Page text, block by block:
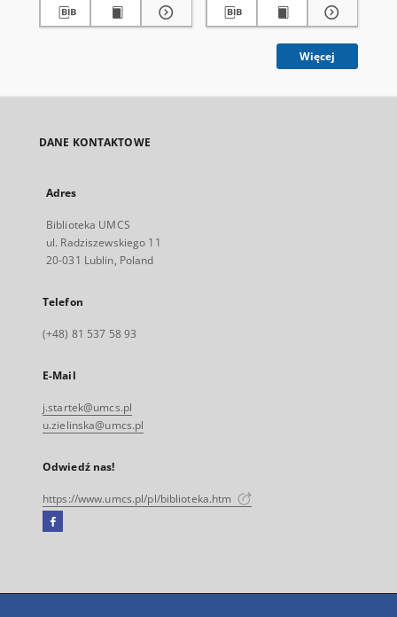
Więcej
DANE KONTAKTOWE
Adres
Biblioteka UMCS
ul. Radziszewskiego 11
20-031 Lublin, Poland
Telefon
(+48) 81 537 58 93
E-Mail
j.startek@umcs.pl
u.zielinska@umcs.pl
Odwiedź nas!
https://www.umcs.pl/pl/biblioteka.htm
Facebook
się